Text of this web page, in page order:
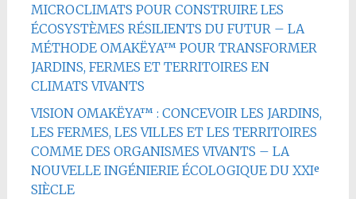
MICROCLIMATS POUR CONSTRUIRE LES
ÉCOSYSTÈMES RÉSILIENTS DU FUTUR – LA
MÉTHODE OMAKËYA™ POUR TRANSFORMER
JARDINS, FERMES ET TERRITOIRES EN
CLIMATS VIVANTS
VISION OMAKËYA™ : CONCEVOIR LES JARDINS,
LES FERMES, LES VILLES ET LES TERRITOIRES
COMME DES ORGANISMES VIVANTS – LA
NOUVELLE INGÉNIERIE ÉCOLOGIQUE DU XXIᵉ
SIÈCLE